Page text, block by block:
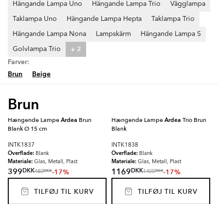
Hängande Lampa Uno Hängande Lampa Trio Vägglampa
Taklampa Uno Hängande Lampa Hepta Taklampa Trio
Hängande Lampa Nona Lampskärm Hängande Lampa S
Golvlampa Trio
+ 2
Farver:
Brun
Beige
Brun
Hængende LampeArdea Brun
Blank Ø 15 cm
INTK1837
Overflade: Blank
Materiale: Glas, Metall, Plast
399DKK480DKK-17%
TILFØJ TIL KURV
Hængende LampeArdea Trio Brun
Blank
INTK1838
Overflade: Blank
Materiale: Glas, Metall, Plast
1169DKK1405DKK-17%
TILFØJ TIL KURV